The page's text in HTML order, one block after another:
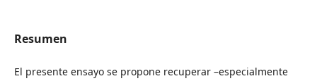
Resumen
El presente ensayo se propone recuperar –especialmente